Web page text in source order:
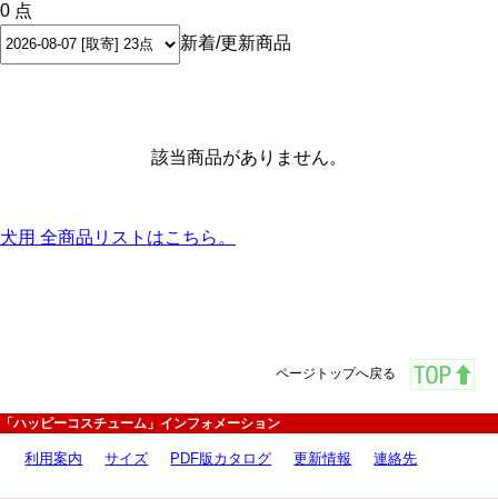
0 点
新着/更新商品
該当商品がありません。
犬用 全商品リストはこちら。
ページトップへ戻る
「ハッピーコスチューム」インフォメーション
利用案内 サイズ PDF版カタログ 更新情報 連絡先